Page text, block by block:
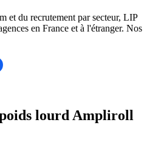
et du recrutement par secteur, LIP
en France et à l'étranger. Nos
lourd Ampliroll